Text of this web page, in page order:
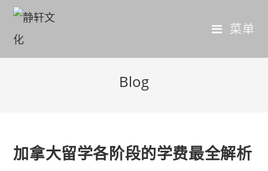
菜单
Blog
加拿大留学各阶段的学费最全解析